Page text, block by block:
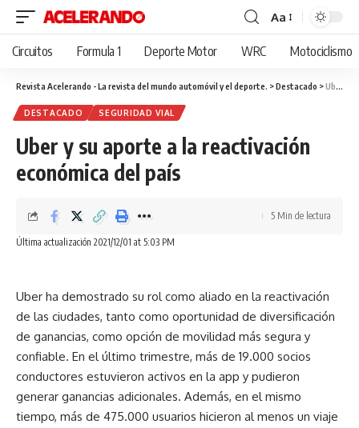
Cambiar
tamaño
fuente
Aa
Circuitos Formula 1 Deporte Motor WRC Motociclismo
Revista Acelerando - La revista del mundo automóvil y el deporte. >Destacado >Uber y su aporte a la reactivación económica del país
DESTACADO SEGURIDAD VIAL
Uber y su aporte a la reactivación
económica del país
Última actualización 2021/12/01 at 5:03 PM
5 Min de lectura
Uber ha demostrado su rol como aliado en la reactivación
de las ciudades, tanto como oportunidad de diversificación
de ganancias, como opción de movilidad más segura y
confiable. En el último trimestre, más de 19.000 socios
conductores estuvieron activos en la app y pudieron
generar ganancias adicionales. Además, en el mismo
tiempo, más de 475.000 usuarios hicieron al menos un viaje